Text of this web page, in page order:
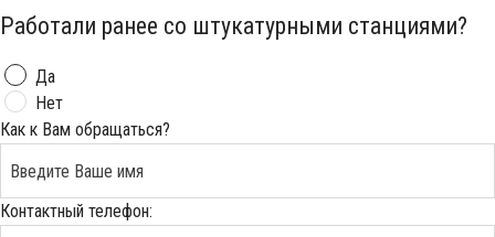
Работали ранее со штукатурными станциями?
Да
Нет
Как к Вам обращаться?
Контактный телефон: